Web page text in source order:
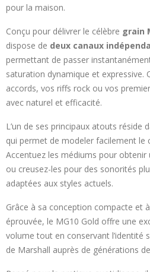
pour la maison.
Conçu pour délivrer le célèbre grain
dispose de deux canaux
permettant de passer
saturation dynamique et expressive.
accords, vos riffs rock ou vos
avec naturel et efficacité.
L’un de ses principaux atouts réside
qui permet de modeler facilement le
Accentuez les médiums pour
ou creusez-les pour des sonorités
adaptées aux styles actuels.
Grâce à sa conception compacte et
éprouvée, le MG10 Gold offre une
volume tout en conservant l’identité
de Marshall auprès de générations